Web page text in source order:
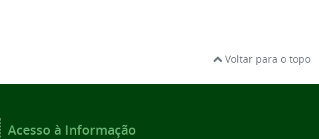
Voltar para o topo
Acesso à Informação